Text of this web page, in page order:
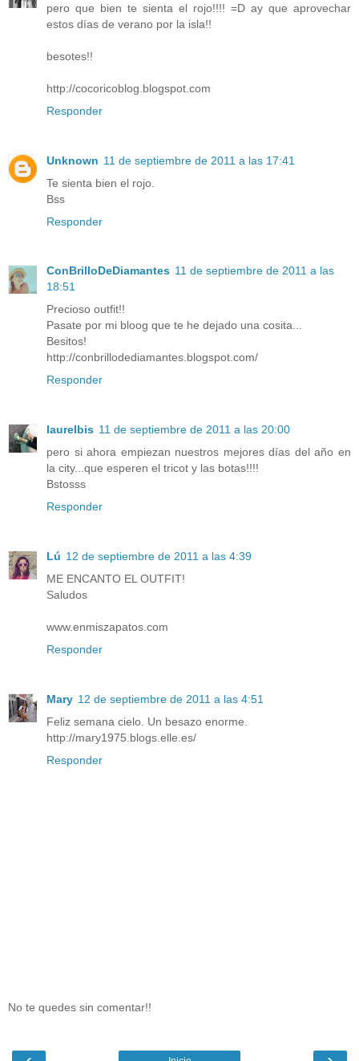
pero que bien te sienta el rojo!!!! =D ay que aprovechar
estos días de verano por la isla!!
besotes!!
http://cocoricoblog.blogspot.com
Responder
Unknown 11 de septiembre de 2011 a las 17:41
Te sienta bien el rojo.
Bss
Responder
ConBrilloDeDiamantes 11 de septiembre de 2011 a las
18:51
Precioso outfit!!
Pasate por mi bloog que te he dejado una cosita...
Besitos!
http://conbrillodediamantes.blogspot.com/
Responder
laurelbis 11 de septiembre de 2011 a las 20:00
pero si ahora empiezan nuestros mejores días del año en
la city...que esperen el tricot y las botas!!!!
Bstosss
Responder
Lú 12 de septiembre de 2011 a las 4:39
ME ENCANTO EL OUTFIT!
Saludos
www.enmiszapatos.com
Responder
Mary 12 de septiembre de 2011 a las 4:51
Feliz semana cielo. Un besazo enorme.
http://mary1975.blogs.elle.es/
Responder
No te quedes sin comentar!!